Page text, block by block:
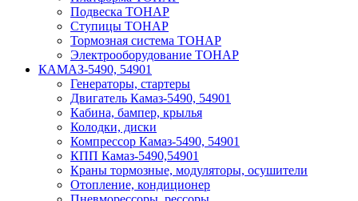
Подвеска ТОНАР
Ступицы ТОНАР
Тормозная система ТОНАР
Электрооборудование ТОНАР
КАМАЗ-5490, 54901
Генераторы, стартеры
Двигатель Камаз-5490, 54901
Кабина, бампер, крылья
Колодки, диски
Компрессор Камаз-5490, 54901
КПП Камаз-5490,54901
Краны тормозные, модуляторы, осушители
Отопление, кондиционер